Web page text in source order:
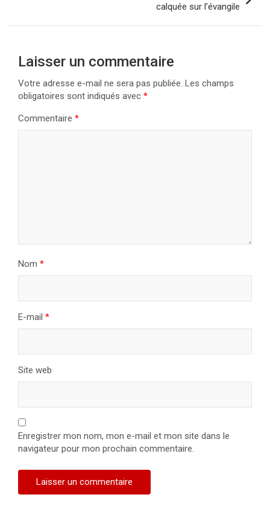
calquée sur l’évangile
Laisser un commentaire
Votre adresse e-mail ne sera pas publiée. Les champs
obligatoires sont indiqués avec *
Commentaire *
Nom *
E-mail *
Site web
Enregistrer mon nom, mon e-mail et mon site dans le
navigateur pour mon prochain commentaire.